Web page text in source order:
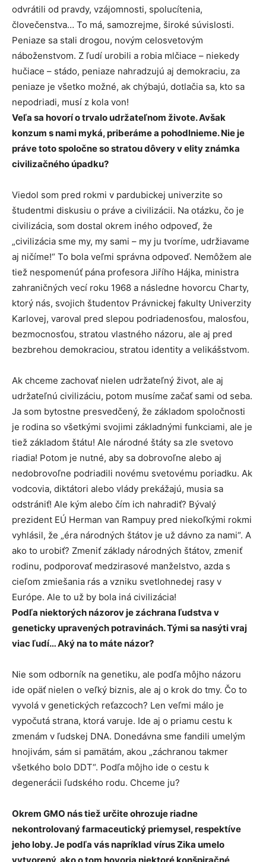
odvrátili od pravdy, vzájomnosti, spolucítenia,
človečenstva… To má, samozrejme, široké súvislosti.
Peniaze sa stali drogou, novým celosvetovým
náboženstvom. Z ľudí urobili a robia mlčiace – niekedy
hučiace – stádo, peniaze nahradzujú aj demokraciu, za
peniaze je všetko možné, ak chýbajú, dotlačia sa, kto sa
nepodriadi, musí z kola von!
Veľa sa hovorí o trvalo udržateľnom živote. Avšak
konzum s nami myká, priberáme a pohodlnieme. Nie je
práve toto spoločne so stratou dôvery v elity známka
civilizačného úpadku?
Viedol som pred rokmi v pardubickej univerzite so
študentmi diskusiu o práve a civilizácii. Na otázku, čo je
civilizácia, som dostal okrem iného odpoveď, že
„civilizácia sme my, my sami – my ju tvoríme, udržiavame
aj ničíme!“ To bola veľmi správna odpoveď. Nemôžem ale
tiež nespomenúť pána profesora Jiřího Hájka, ministra
zahraničných vecí roku 1968 a následne hovorcu Charty,
ktorý nás, svojich študentov Právnickej fakulty Univerzity
Karlovej, varoval pred slepou podriadenosťou, malosťou,
bezmocnosťou, stratou vlastného názoru, ale aj pred
bezbrehou demokraciou, stratou identity a velikášstvom.
Ak chceme zachovať nielen udržateľný život, ale aj
udržateľnú civilizáciu, potom musíme začať sami od seba.
Ja som bytostne presvedčený, že základom spoločnosti
je rodina so všetkými svojimi základnými funkciami, ale je
tiež základom štátu! Ale národné štáty sa zle svetovo
riadia! Potom je nutné, aby sa dobrovoľne alebo aj
nedobrovoľne podriadili novému svetovému poriadku. Ak
vodcovia, diktátori alebo vlády prekážajú, musia sa
odstrániť! Ale kým alebo čím ich nahradiť? Bývalý
prezident EÚ Herman van Rampuy pred niekoľkými rokmi
vyhlásil, že „éra národných štátov je už dávno za nami“. A
ako to urobiť? Zmeniť základy národných štátov, zmeniť
rodinu, podporovať medzirasové manželstvo, azda s
cieľom zmiešania rás a vzniku svetlohnedej rasy v
Európe. Ale to už by bola iná civilizácia!
Podľa niektorých názorov je záchrana ľudstva v
geneticky upravených potravinách. Tými sa nasýti vraj
viac ľudí… Aký na to máte názor?
Nie som odborník na genetiku, ale podľa môjho názoru
ide opäť nielen o veľký biznis, ale aj o krok do tmy. Čo to
vyvolá v genetických reťazcoch? Len veľmi málo je
vypočutá strana, ktorá varuje. Ide aj o priamu cestu k
zmenám v ľudskej DNA. Donedávna sme fandili umelým
hnojivám, sám si pamätám, akou „záchranou takmer
všetkého bolo DDT“. Podľa môjho ide o cestu k
degenerácii ľudského rodu. Chceme ju?
Okrem GMO nás tiež určite ohrozuje riadne
nekontrolovaný farmaceutický priemysel, respektíve
jeho loby. Je podľa vás napríklad vírus Zika umelo